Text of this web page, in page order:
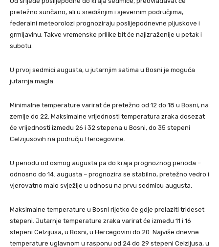
pretežno sunčano, ali u središnjim i sjevernim područjima,
federalni meteorolozi prognoziraju poslijepodnevne pljuskove i
grmljavinu. Takve vremenske prilike bit će najizraženije u petak i
subotu.
U prvoj sedmici augusta, u jutarnjim satima u Bosni je moguća
jutarnja magla.
Minimalne temperature varirat će pretežno od 12 do 18 u Bosni, na
zemlje do 22. Maksimalne vrijednosti temperatura zraka dosezat
će vrijednosti između 26 i 32 stepena u Bosni, do 35 stepeni
Celzijusovih na području Hercegovine.
U periodu od osmog augusta pa do kraja prognoznog perioda –
odnosno do 14. augusta – prognozira se stabilno, pretežno vedro i
vjerovatno malo svježije u odnosu na prvu sedmicu augusta.
Maksimalne temperature u Bosni rijetko će gdje prelaziti trideset
stepeni. Jutarnje temperature zraka varirat će između 11 i 16
stepeni Celzijusa, u Bosni, u Hercegovini do 20. Najviše dnevne
temperature uglavnom u rasponu od 24 do 29 stepeni Celzijusa, u